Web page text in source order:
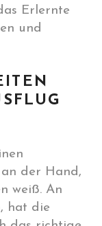
Erlernte
und
der Hand,
weiß. An
hat die